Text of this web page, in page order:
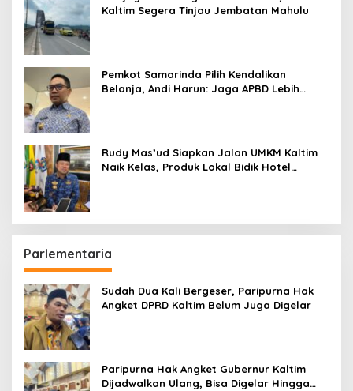
Kaltim Segera Tinjau Jembatan Mahulu
Pemkot Samarinda Pilih Kendalikan
Belanja, Andi Harun: Jaga APBD Lebih
Rudy Mas’ud Siapkan Jalan UMKM Kaltim
Naik Kelas, Produk Lokal Bidik Hotel
Parlementaria
Sudah Dua Kali Bergeser, Paripurna Hak
Angket DPRD Kaltim Belum Juga Digelar
Paripurna Hak Angket Gubernur Kaltim
Dijadwalkan Ulang, Bisa Digelar Hingga